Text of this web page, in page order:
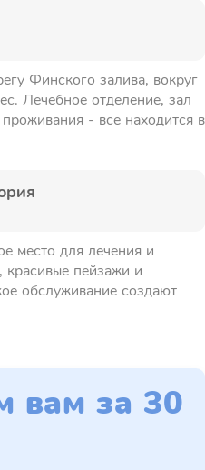
Финского залива, вокруг
Лечебное отделение, зал
- все находится в
место для лечения и
красивые пейзажи и
обслуживание создают
вам за 30